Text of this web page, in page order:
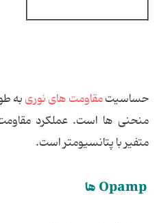
حساسیتمقاومت های نوریبه
منحنی ها است. عملكرد
متفیر با پتانسیومتر است.
Opamp ها